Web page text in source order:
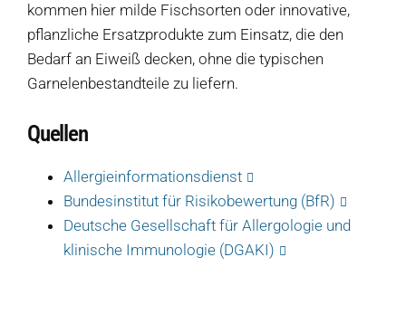
kommen hier milde Fischsorten oder innovative,
pflanzliche Ersatzprodukte zum Einsatz, die den
Bedarf an Eiweiß decken, ohne die typischen
Garnelenbestandteile zu liefern.
Quellen
Allergieinformationsdienst
Bundesinstitut für Risikobewertung (BfR)
Deutsche Gesellschaft für Allergologie und
klinische Immunologie (DGAKI)
Produkte
Salate
Dips
Soßen
Produkt-Übersicht Jetzt vorbestellen
Produkte nach Allergenen